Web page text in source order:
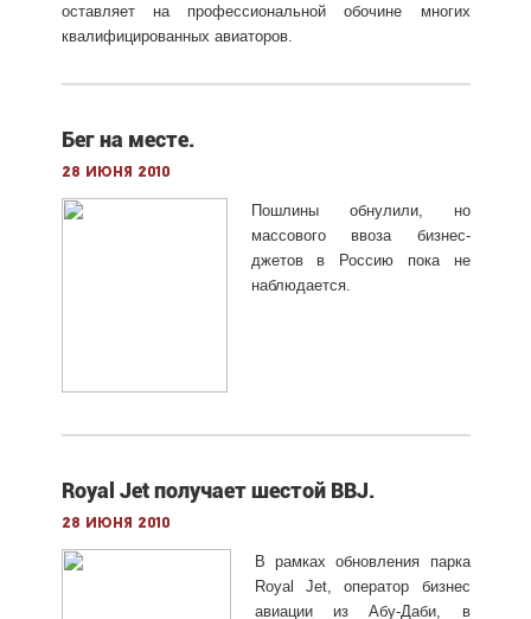
оставляет на профессиональной обочине многих
квалифицированных авиаторов.
Бег на месте.
28 июня 2010
Пошлины обнулили, но
массового ввоза бизнес-
джетов в Россию пока не
наблюдается.
Royal Jet получает шестой BBJ.
28 июня 2010
В рамках обновления парка
Royal Jet, оператор бизнес
авиации из Абу-Даби, в